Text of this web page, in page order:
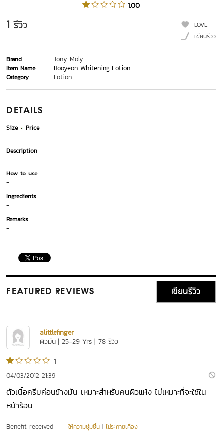
1.00
1 รีวิว
LOVE
เขียนรีวิว
Brand Tony Moly
Item Name Hooyeon Whitening Lotion
Category Lotion
DETAILS
Size
Price
-
Description
-
How to use
-
Ingredients
-
Remarks
-
FEATURED REVIEWS เขียนรีวิว
alittlefinger
ผิวมัน | 25-29 Yrs | 78 รีวิว
1
04/03/2012 21:39
ตัวเนื้อครีมค่อนข้างมัน เหมาะสำหรับคนผิวแห้ง ไม่เหมาะที่จะใช้ใน
หน้าร้อน
Benefit received : ให้ความชุ่มชื้น |ไม่ระคายเคือง